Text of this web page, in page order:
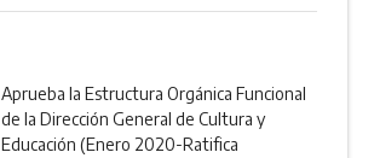
Aprueba la Estructura Orgánica Funcional
de la Dirección General de Cultura y
Educación (Enero 2020-Ratifica